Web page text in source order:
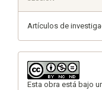
Artículos de
Esta obra está bajo